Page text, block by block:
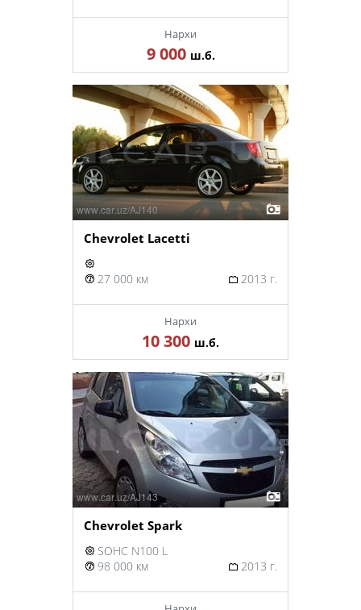
Нархи
9 000 ш.б.
Chevrolet Lacetti
27 000 км 2013 г.
Нархи
10 300 ш.б.
Chevrolet Spark
SOHC N100 L
98 000 км
2013 г.